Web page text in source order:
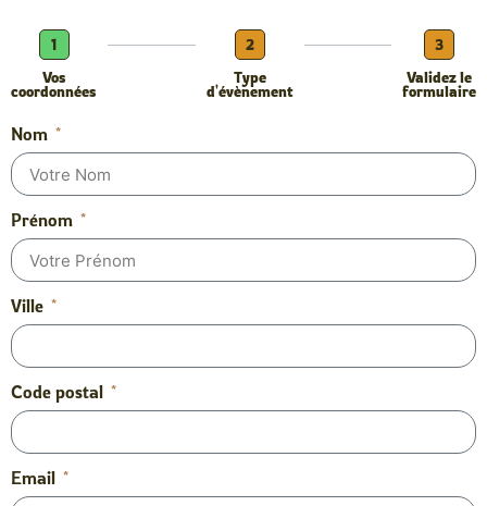
1
Vos
coordonnées
2
Type
d'évènement
3
Validez le
formulaire
Nom
Prénom
Ville
Code postal
Email